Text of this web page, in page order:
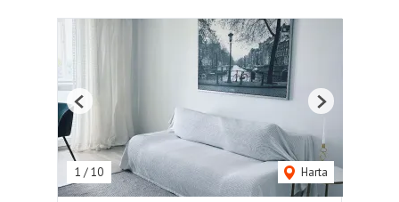
1 /10 Harta
Previous Next